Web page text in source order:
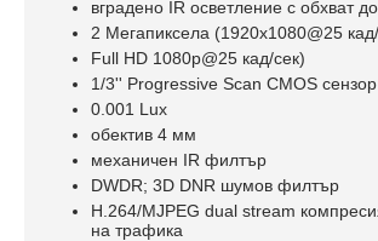
вградено IR осветление с обхват
2 Мегапиксела (1920x1080@25
Full HD 1080p@25 кад/сек)
1/3'' Progressive Scan CMOS сензор
0.001 Lux
обектив 4 мм
механичен IR филтър
DWDR; 3D DNR шумов филтър
H.264/MJPEG dual stream
на трафика